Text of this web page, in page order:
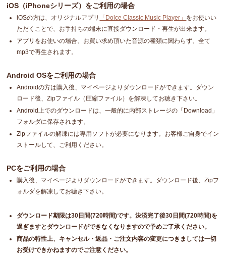
iOS（iPhoneシリーズ）をご利用の場合
iOSの方は、オリジナルアプリ 「Dolce Classic Music Player」 をお使いい
ただくことで、お手持ちの端末に直接ダウンロード・再生が出来ます。
アプリをお使いの場合、お買い求め頂いた音源の種類に関わらず、全て
mp3で再生されます。
Android OSをご利用の場合
Androidの方は購入後、マイページよりダウンロードができます。ダウン
ロード後、Zipファイル（圧縮ファイル）を解凍してお聴き下さい。
Android上でのダウンロードは、一般的に内部ストレージの「Download」
フォルダに保存されます。
Zipファイルの解凍には専用ソフトが必要になります。お客様ご自身でイン
ストールして、ご利用ください。
PCをご利用の場合
購入後、マイページよりダウンロードができます。ダウンロード後、Zipフ
ォルダを解凍してお聴き下さい。
ダウンロード期限は30日間(720時間)です。決済完了後30日間(720時間)を
過ぎますとダウンロードができなくなりますので予めご了承ください。
商品の特性上、キャンセル・返品・ご注文内容の変更につきましては一切
お受けできかねますのでご注意ください。